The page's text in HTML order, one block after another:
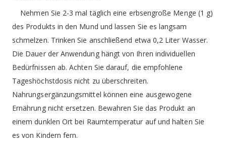
Nehmen Sie 2-3 mal täglich eine erbsengroße Menge (1 g)
des Produkts in den Mund und lassen Sie es langsam
schmelzen. Trinken Sie anschließend etwa 0,2 Liter Wasser.
Die Dauer der Anwendung hängt von Ihren individuellen
Bedürfnissen ab. Achten Sie darauf, die empfohlene
Tageshöchstdosis nicht zu überschreiten.
Nahrungsergänzungsmittel können eine ausgewogene
Ernährung nicht ersetzen. Bewahren Sie das Produkt an
einem dunklen Ort bei Raumtemperatur auf und halten Sie
es von Kindern fern.